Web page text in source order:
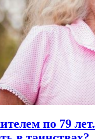
по 79 лет.